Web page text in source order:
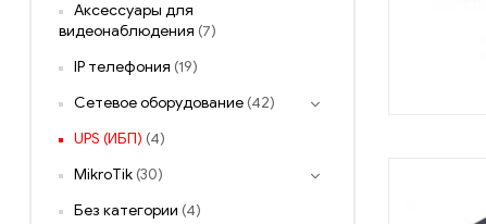
Аксессуары для
видеонаблюдения (7)
IP телефония (19)
Сетевое оборудование (42)
UPS (ИБП) (4)
MikroTik (30)
Без категории (4)